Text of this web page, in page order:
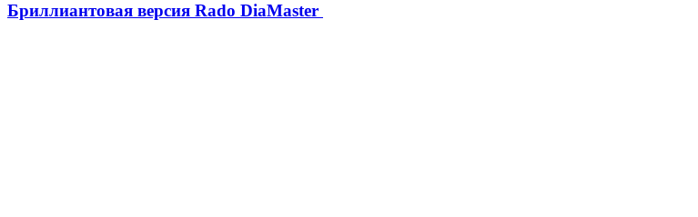
Бриллиантовая версия Rado DiaMaster